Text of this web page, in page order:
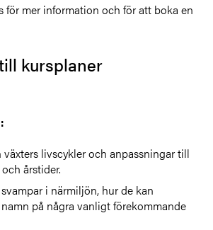
för mer information och för att boka en
kursplaner
livscykler och anpassningar till
årstider.
i närmiljön, hur de kan
på några vanligt förekommande